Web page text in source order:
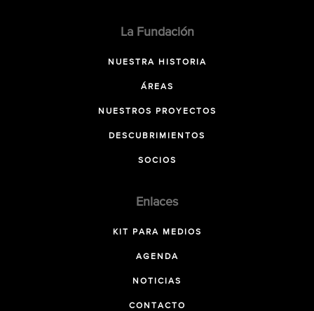
La Fundación
NUESTRA HISTORIA
ÁREAS
NUESTROS PROYECTOS
DESCUBRIMIENTOS
SOCIOS
Enlaces
KIT PARA MEDIOS
AGENDA
NOTICIAS
CONTACTO